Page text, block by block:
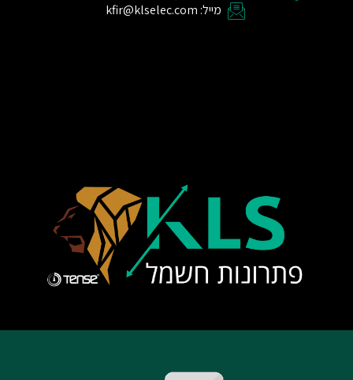
מייל: kfir@klselec.com